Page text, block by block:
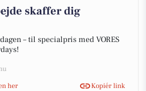
skaffer dig
– til specialpris med VORES
her
Kopiér link